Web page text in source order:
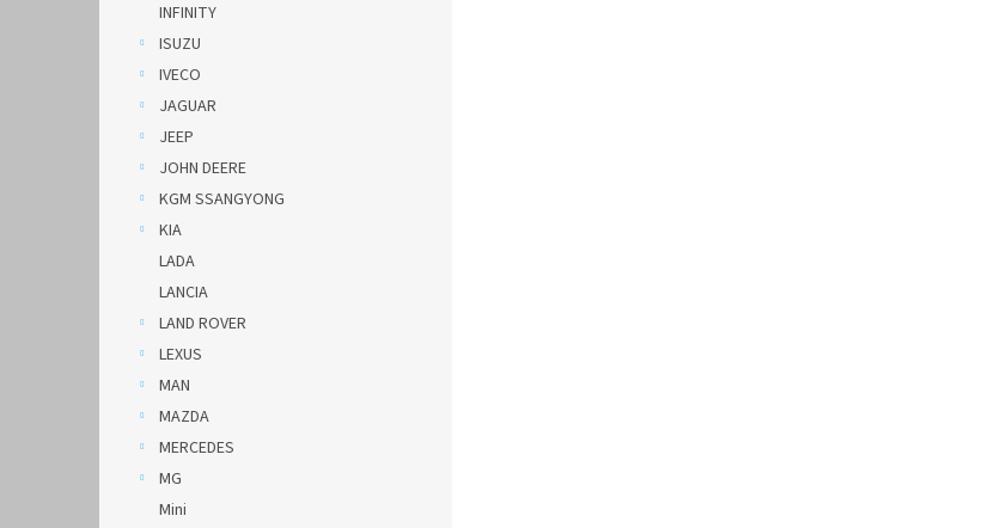
INFINITY
ISUZU
IVECO
JAGUAR
JEEP
JOHN DEERE
KGM SSANGYONG
KIA
LADA
LANCIA
LAND ROVER
LEXUS
MAN
MAZDA
MERCEDES
MG
Mini